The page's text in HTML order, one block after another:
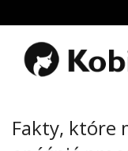
Uroda
Miłość
Rodzina
Fakty, które